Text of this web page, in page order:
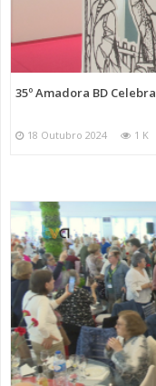
35º Amadora BD
18 Outubro 2024 1 K